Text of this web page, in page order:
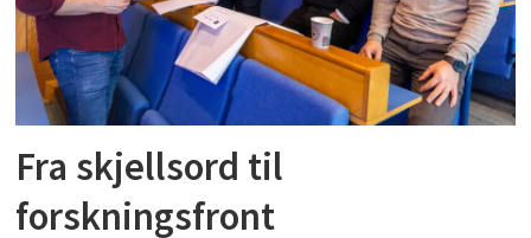
Fra skjellsord til
forskningsfront